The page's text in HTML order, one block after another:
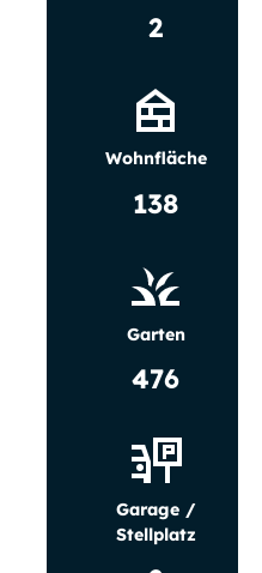
2
Wohnfläche
138
Garten
476
Garage /
Stellplatz